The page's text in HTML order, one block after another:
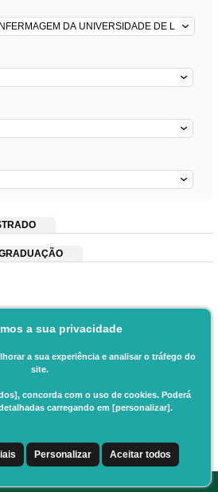
a sua privacidade
a sua experiência e analisar o tráfego do
site.
concorda com o uso de cookies. Poderá
carregando em [personalizar].
Personalizar Aceitar todos